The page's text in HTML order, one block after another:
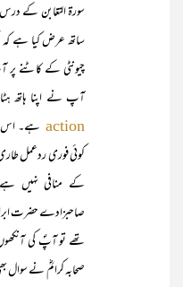
سورۃ التغابن کے
ساتھ عرض کیا ہے کہ
چیونٹی کے کاٹنے
آپ نے اپنا ہاتھ ہٹا
action ہے۔ اس
کوئی فوری ردعمل
کے منافی نہیں
صاحبزادے حضرت
تھے تو آپؐ کی
صحابہ کرامؓ نے سوال